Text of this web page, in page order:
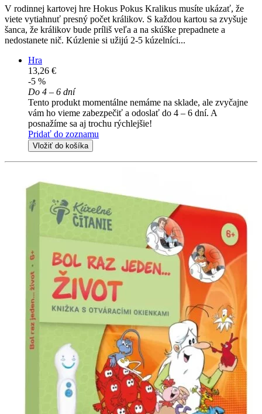
V rodinnej kartovej hre Hokus Pokus Kralikus musíte ukázať, že
viete vytiahnuť presný počet králikov. S každou kartou sa zvyšuje
šanca, že králikov bude príliš veľa a na skúške prepadnete a
nedostanete nič. Kúzlenie si užijú 2-5 kúzelníci...
Hra
13,26 €
-5 %
Do 4 – 6 dní
Tento produkt momentálne nemáme na sklade, ale zvyčajne
vám ho vieme zabezpečiť a odoslať do 4 – 6 dní. A
posnažíme sa aj trochu rýchlejšie!
Pridať do zoznamu
Vložiť do košíka